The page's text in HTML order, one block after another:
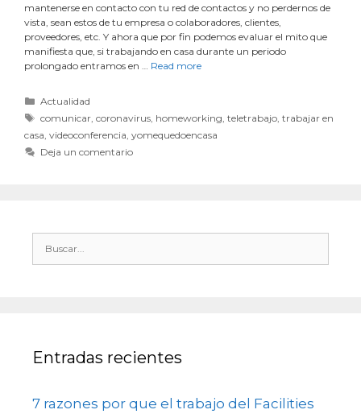
mantenerse en contacto con tu red de contactos y no perdernos de
vista, sean estos de tu empresa o colaboradores, clientes,
proveedores, etc. Y ahora que por fin podemos evaluar el mito que
manifiesta que, si trabajando en casa durante un periodo
prolongado entramos en … Read more
Actualidad
comunicar ,coronavirus homeworking ,teletrabajo ,trabajar en
casa videoconferencia yomequedoencasa
Deja un comentario
Entradas recientes
7 razones por que el trabajo del Facilities